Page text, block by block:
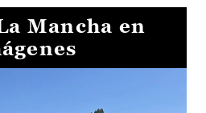
Mancha en